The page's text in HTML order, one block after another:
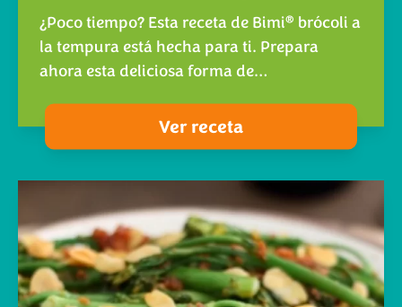
¿Poco tiempo? Esta receta de Bimi® brócoli a
la tempura está hecha para ti. Prepara
ahora esta deliciosa forma de…
Ver receta